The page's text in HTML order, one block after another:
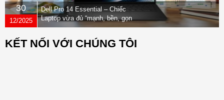
30
12/2025
Dell Pro 14 Essential – Chiếc
Laptop vừa đủ “mạnh, bền, gọn
nhẹ” dành cho dân văn phòng
KẾT NỐI VỚI CHÚNG TÔI